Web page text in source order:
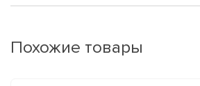
Похожие товары